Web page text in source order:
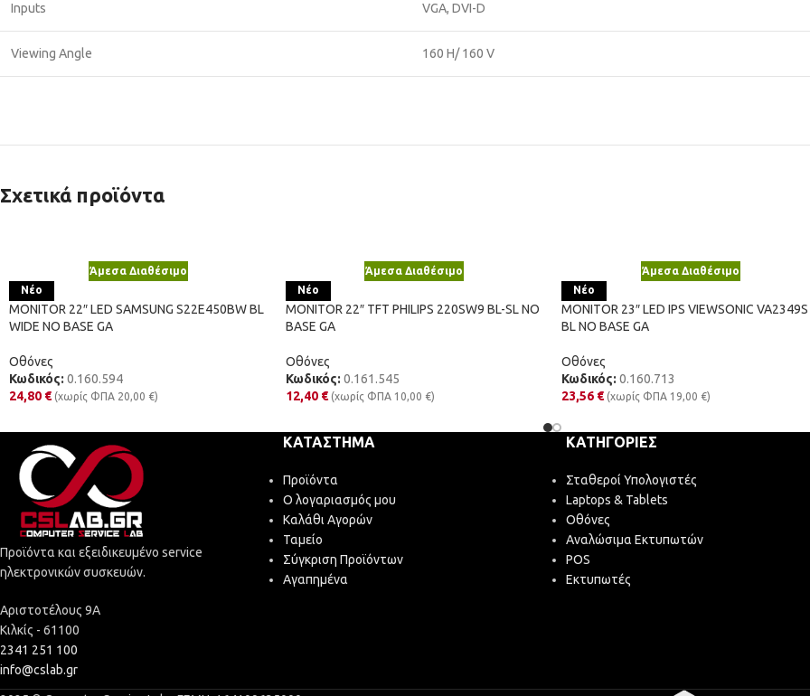
Inputs VGA, DVI-D
Viewing Angle 160 H/ 160 V
Σχετικά προϊόντα
Άμεσα Διαθέσιμο
Νέο
MONITOR 22″ LED SAMSUNG S22E450BW BL
WIDE NO BASE GA
Οθόνες
Κωδικός: 0.160.594
24,80 € (χωρίς ΦΠΑ 20,00 €)
Άμεσα Διαθέσιμο
Νέο
MONITOR 22″ TFT PHILIPS 220SW9 BL-SL NO
BASE GA
Οθόνες
Κωδικός: 0.161.545
12,40 € (χωρίς ΦΠΑ 10,00 €)
Άμεσα Διαθέσιμο
Νέο
MONITOR 23″ LED IPS VIEWSONIC VA2349S
BL NO BASE GA
Οθόνες
Κωδικός: 0.160.713
23,56 € (χωρίς ΦΠΑ 19,00 €)
Προϊόντα και εξειδικευμένο service
ηλεκτρονικών συσκευών.
Αριστοτέλους 9Α
Κιλκίς - 61100
2341 251 100
info@cslab.gr
ΚΑΤΆΣΤΗΜΑ
Προϊόντα
Ο λογαριασμός μου
Καλάθι Αγορών
Ταμείο
Σύγκριση Προϊόντων
Αγαπημένα
ΚΑΤΗΓΟΡΊΕΣ
Σταθεροί Υπολογιστές
Laptops & Tablets
Οθόνες
Αναλώσιμα Εκτυπωτών
POS
Εκτυπωτές